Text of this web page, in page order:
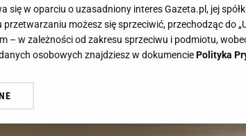
do innego świata.
się w oparciu o uzasadniony interes Gazeta.pl, jej
przetwarzaniu możesz się sprzeciwić, przechodząc do
– w zależności od zakresu sprzeciwu i podmiotu,
osobowych znajdziesz w dokumenciePolityka
na zainstalowanie i przechowywanie plików cookie